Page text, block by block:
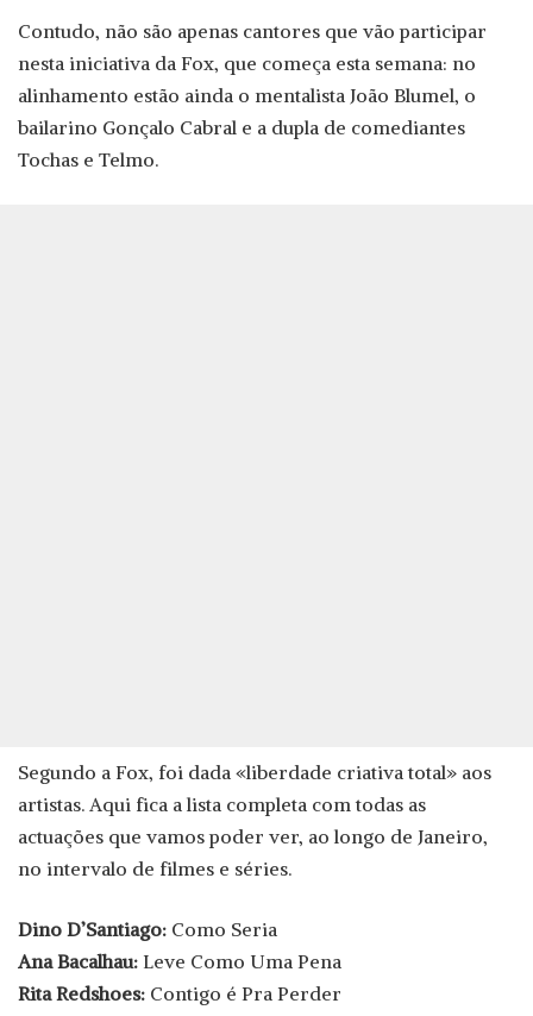
Contudo, não são apenas cantores que vão participar
nesta iniciativa da Fox, que começa esta semana: no
alinhamento estão ainda o mentalista João Blumel, o
bailarino Gonçalo Cabral e a dupla de comediantes
Tochas e Telmo.
Segundo a Fox, foi dada «liberdade criativa total» aos
artistas. Aqui fica a lista completa com todas as
actuações que vamos poder ver, ao longo de Janeiro,
no intervalo de filmes e séries.
Dino D’Santiago: Como Seria
Ana Bacalhau: Leve Como Uma Pena
Rita Redshoes: Contigo é Pra Perder